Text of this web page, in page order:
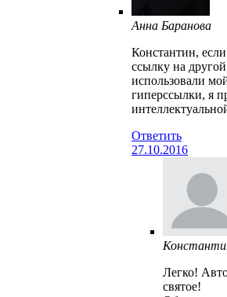
Анна Баранова
Константин,
ссылку на
использовали
гиперссылки, я
Ответить
27.10.2016
Легко!
святое!